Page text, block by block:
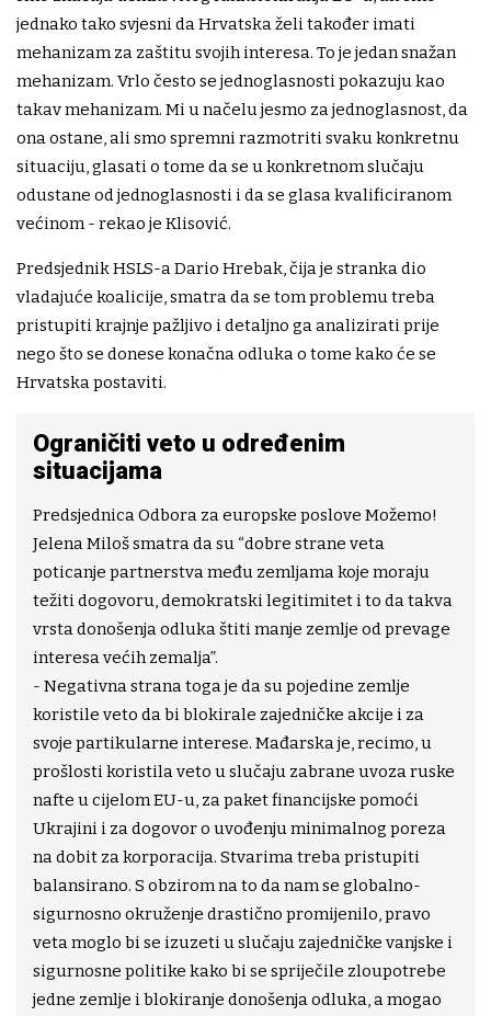
jednako tako svjesni da Hrvatska želi također imati
mehanizam za zaštitu svojih interesa. To je jedan snažan
mehanizam. Vrlo često se jednoglasnosti pokazuju kao
takav mehanizam. Mi u načelu jesmo za jednoglasnost, da
ona ostane, ali smo spremni razmotriti svaku konkretnu
situaciju, glasati o tome da se u konkretnom slučaju
odustane od jednoglasnosti i da se glasa kvalificiranom
većinom - rekao je Klisović.
Predsjednik HSLS-a Dario Hrebak, čija je stranka dio
vladajuće koalicije, smatra da se tom problemu treba
pristupiti krajnje pažljivo i detaljno ga analizirati prije
nego što se donese konačna odluka o tome kako će se
Hrvatska postaviti.
Ograničiti veto u određenim
situacijama
Predsjednica Odbora za europske poslove Možemo!
Jelena Miloš smatra da su “dobre strane veta
poticanje partnerstva među zemljama koje moraju
težiti dogovoru, demokratski legitimitet i to da takva
vrsta donošenja odluka štiti manje zemlje od prevage
interesa većih zemalja”.
- Negativna strana toga je da su pojedine zemlje
koristile veto da bi blokirale zajedničke akcije i za
svoje partikularne interese. Mađarska je, recimo, u
prošlosti koristila veto u slučaju zabrane uvoza ruske
nafte u cijelom EU-u, za paket financijske pomoći
Ukrajini i za dogovor o uvođenju minimalnog poreza
na dobit za korporacija. Stvarima treba pristupiti
balansirano. S obzirom na to da nam se globalno-
sigurnosno okruženje drastično promijenilo, pravo
veta moglo bi se izuzeti u slučaju zajedničke vanjske i
sigurnosne politike kako bi se spriječile zloupotrebe
jedne zemlje i blokiranje donošenja odluka, a mogao